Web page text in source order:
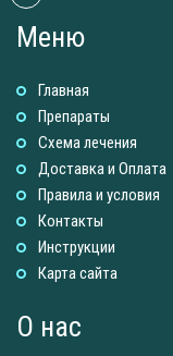
Меню
Главная
Препараты
Схема лечения
Доставка и Оплатa
Правила и условия
Контакты
Инструкции
Карта сайта
О нас